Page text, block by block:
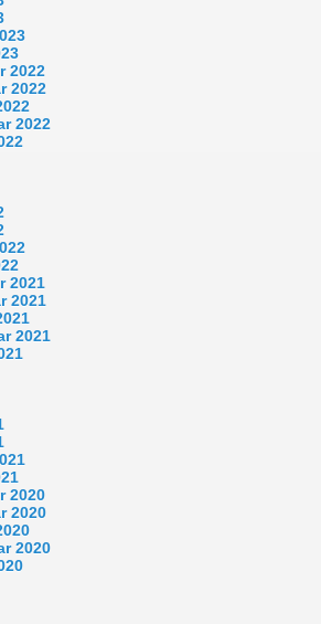
2022
2022
2022
2021
2021
2021
2020
2020
2020